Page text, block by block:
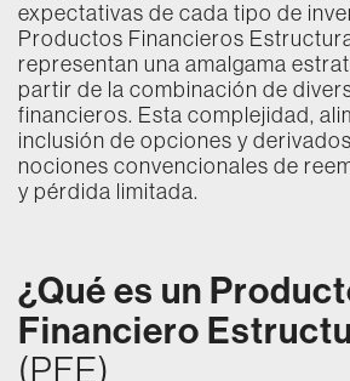
expectativas de cada tipo de
Productos Financieros
representan una amalgama
partir de la combinación de
financieros. Esta complejidad,
inclusión de opciones y
nociones convencionales de
y pérdida limitada.
¿Qué es un
Financiero
(PFE)